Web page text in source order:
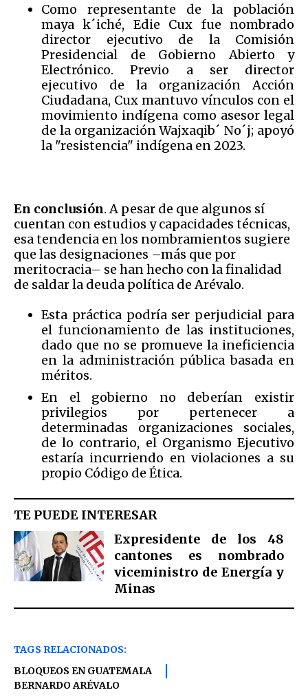
Como representante de la población
maya k´iché, Edie Cux fue nombrado
director ejecutivo de la Comisión
Presidencial de Gobierno Abierto y
Electrónico. Previo a ser director
ejecutivo de la organización Acción
Ciudadana, Cux mantuvo vínculos con el
movimiento indígena como asesor legal
de la organización Wajxaqib´ No´j; apoyó
la "resistencia" indígena en 2023.
En conclusión. A pesar de que algunos sí
cuentan con estudios y capacidades técnicas,
esa tendencia en los nombramientos sugiere
que las designaciones –más que por
meritocracia– se han hecho con la finalidad
de saldar la deuda política de Arévalo.
Esta práctica podría ser perjudicial para
el funcionamiento de las instituciones,
dado que no se promueve la ineficiencia
en la administración pública basada en
méritos.
En el gobierno no deberían existir
privilegios por pertenecer a
determinadas organizaciones sociales,
de lo contrario, el Organismo Ejecutivo
estaría incurriendo en violaciones a su
propio Código de Ética.
TE PUEDE INTERESAR
Expresidente de los 48
cantones es nombrado
viceministro de Energía y
Minas
TAGS RELACIONADOS:
BLOQUEOS EN GUATEMALA
BERNARDO ARÉVALO